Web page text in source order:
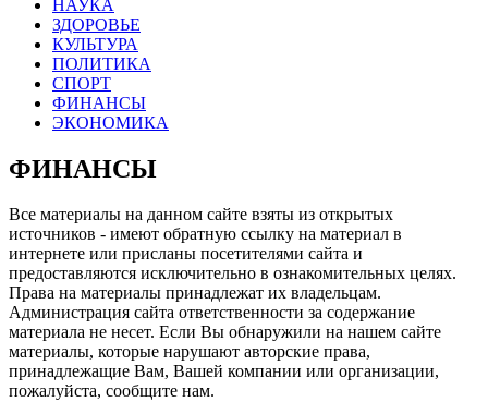
НАУКА
ЗДОРОВЬЕ
КУЛЬТУРА
ПОЛИТИКА
СПОРТ
ФИНАНСЫ
ЭКОНОМИКА
ФИНАНСЫ
Все материалы на данном сайте взяты из открытых
источников - имеют обратную ссылку на материал в
интернете или присланы посетителями сайта и
предоставляются исключительно в ознакомительных целях.
Права на материалы принадлежат их владельцам.
Администрация сайта ответственности за содержание
материала не несет. Если Вы обнаружили на нашем сайте
материалы, которые нарушают авторские права,
принадлежащие Вам, Вашей компании или организации,
пожалуйста, сообщите нам.